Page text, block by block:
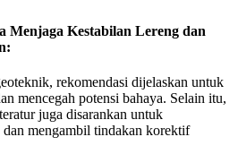
Menjaga Kestabilan Lereng dan
rekomendasi dijelaskan untuk
mencegah potensi bahaya. Selain itu,
juga disarankan untuk
mengambil tindakan korektif